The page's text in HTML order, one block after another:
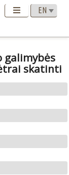
galimybės
skatinti